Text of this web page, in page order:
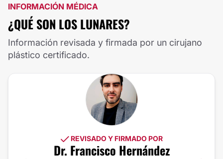
INFORMACIÓN MÉDICA
¿QUÉ SON LOS LUNARES?
Información revisada y firmada por un cirujano
plástico certificado.
REVISADO Y FIRMADO POR
Dr. Francisco Hernández